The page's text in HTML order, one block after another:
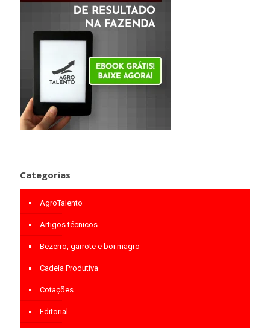
Categorias
AgroTalento
Artigos técnicos
Bezerro, garrote e boi magro
Cadeia Produtiva
Cotações
Editorial